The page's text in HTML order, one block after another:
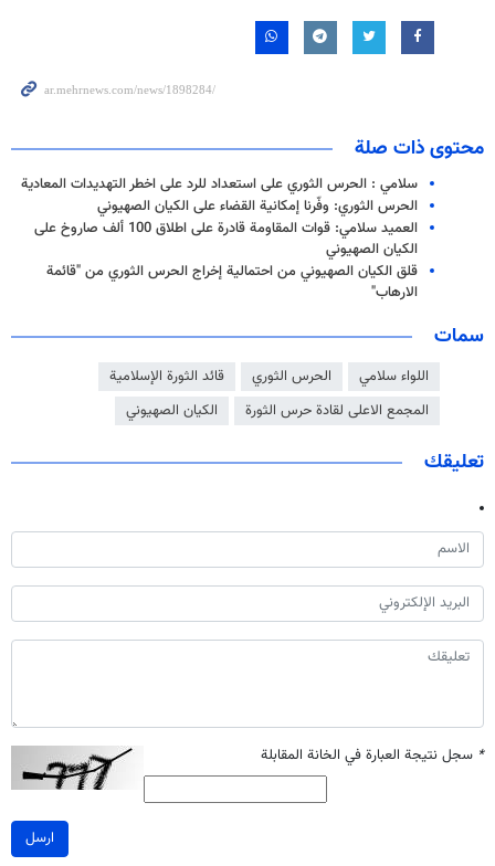
محتوى ذات صلة
سلامي : الحرس الثوري على استعداد للرد على اخطر التهديدات المعادية
الحرس الثوري: وفّرنا إمكانية القضاء على الكيان الصهيوني
العميد سلامي: قوات المقاومة قادرة على اطلاق 100 ألف صاروخ على
الكيان الصهيوني
قلق الكيان الصهيوني من احتمالية إخراج الحرس الثوري من "قائمة
الارهاب"
سمات
اللواء سلامي الحرس الثوري
قائد الثورة الإسلامية
المجمع الاعلى لقادة حرس الثورة
الكيان الصهيوني
تعليقك
* سجل نتيجة العبارة في الخانة المقابلة
ارسل